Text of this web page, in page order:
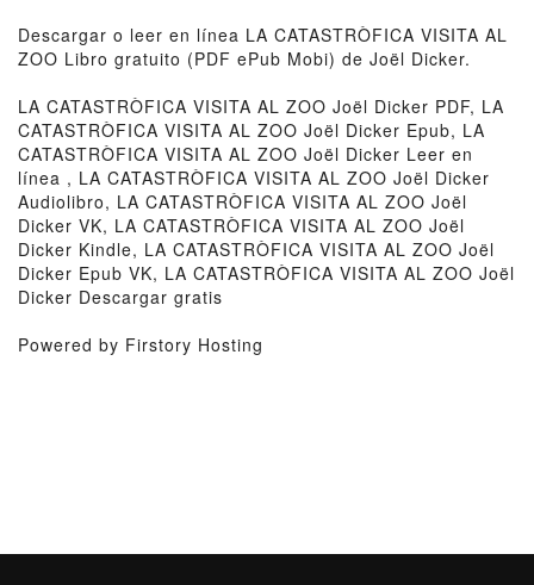
Descargar o leer en línea LA CATASTRÒFICA VISITA AL
ZOO Libro gratuito (PDF ePub Mobi) de Joël Dicker.
LA CATASTRÒFICA VISITA AL ZOO Joël Dicker PDF, LA
CATASTRÒFICA VISITA AL ZOO Joël Dicker Epub, LA
CATASTRÒFICA VISITA AL ZOO Joël Dicker Leer en
línea , LA CATASTRÒFICA VISITA AL ZOO Joël Dicker
Audiolibro, LA CATASTRÒFICA VISITA AL ZOO Joël
Dicker VK, LA CATASTRÒFICA VISITA AL ZOO Joël
Dicker Kindle, LA CATASTRÒFICA VISITA AL ZOO Joël
Dicker Epub VK, LA CATASTRÒFICA VISITA AL ZOO Joël
Dicker Descargar gratis
Powered by Firstory Hosting